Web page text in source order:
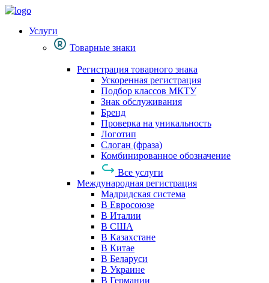
Услуги
Товарные знаки
Регистрация товарного знака
Ускоренная регистрация
Подбор классов МКТУ
Знак обслуживания
Бренд
Проверка на уникальность
Логотип
Слоган (фраза)
Комбинированное обозначение
Все услуги
Международная регистрация
Мадридская система
В Евросоюзе
В Италии
В США
В Казахстане
В Китае
В Беларуси
В Украине
В Германии